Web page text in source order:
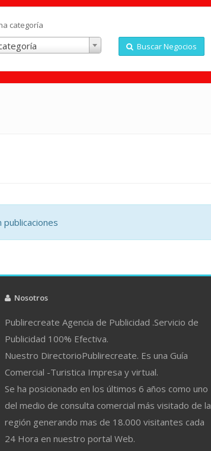
categoría
Buscar Negocios
publicaciones
Nosotros
Publirecreate Agencia de Publicidad .Servicio de
Publicidad 100% Efectiva.
Nuestro DirectorioPublirecreate. Es una Guía
Comercial -Turistica Impresa y virtual.
Se ha posicionado en los últimos 6 años como uno
del medio de consulta comercial más visitado de la
región generando mas de 18.000 visitantes cada
24 Hora en nuestro portal Web.